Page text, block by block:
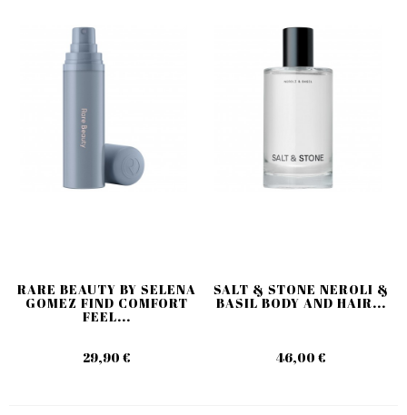
RARE BEAUTY BY SELENA
GOMEZ FIND COMFORT
FEEL...
29,90 €
SALT & STONE NEROLI &
BASIL BODY AND HAIR...
46,00 €